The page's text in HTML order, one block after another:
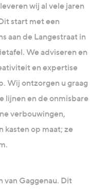
wij al vele jaren
start met een
aan de Langestraat in
We adviseren en
en expertise
Wij ontzorgen u graag
lijnen en de onmisbare
verbouwingen,
kasten op maat; ze
van Gaggenau. Dit